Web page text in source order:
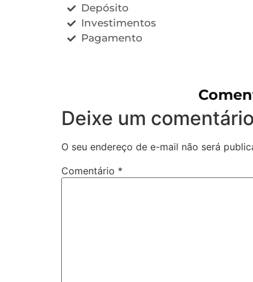
Depósito
Investimentos
Pagamento
Deixe um comentário
O seu endereço de e-mail não será
Comentário *